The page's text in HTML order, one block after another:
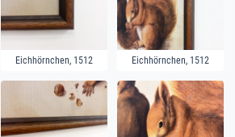
Eichhörnchen, 1512 Eichhörnchen, 1512